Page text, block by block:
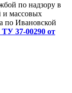
по надзору в
и массовых
по Ивановской
37-00290 от